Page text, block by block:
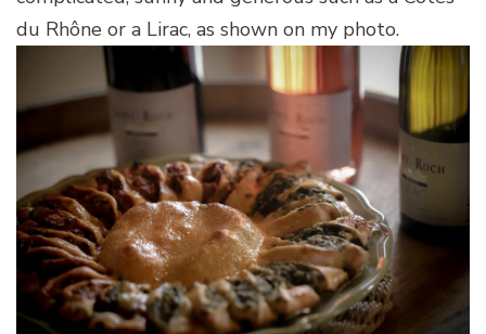
du Rhône or a Lirac, as shown on my photo.